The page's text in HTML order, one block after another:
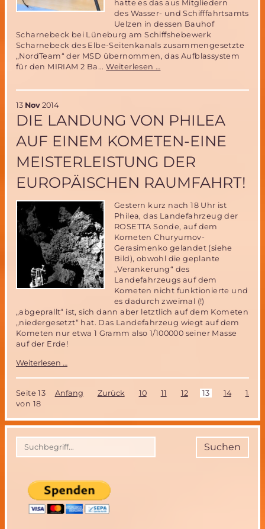
hatte es das aus Mitgliedern
des Wasser- und Schifffahrtsamts
Uelzen in dessen Bauhof
Scharnebeck bei Lüneburg am Schiffshebewerk
Scharnebeck des Elbe-Seitenkanals zusammengesetzte
„NordTeam“ der MSD übernommen, das Aufblassystem
für den MIRIAM 2 Ba...Weiterlesen …
das
NordTeam
Das
Aufblassystem
13 Nov 2014
DIE LANDUNG VON PHILEA
AUF EINEM KOMETEN-EINE
MEISTERLEISTUNG DER
EUROPÄISCHEN RAUMFAHRT!
Gestern kurz nach 18 Uhr ist
Philea, das Landefahrzeug der
ROSETTA Sonde, auf dem
Kometen Churyumov-
Gerasimenko gelandet (siehe
Bild), obwohl die geplante
„Verankerung“ des
Landefahrzeugs auf dem
Kometen nicht funktionierte und
es dadurch zweimal (!)
„abgeprallt“ ist, sich dann aber letztlich auf dem Kometen
„niedergesetzt“ hat. Das Landefahrzeug wiegt auf dem
Kometen nur etwa 1 Gramm also 1/100000 seiner Masse
auf der Erde!
Weiterlesen …
Philea
Kometen-
Meisterleistung
Seite 13
von 18
Anfang Zurück 10 11 12 13 14 15
Suchen